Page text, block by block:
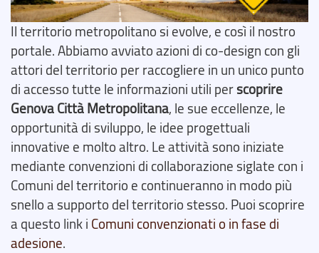
Il territorio metropolitano si evolve, e così il nostro
portale. Abbiamo avviato azioni di co-design con gli
attori del territorio per raccogliere in un unico punto
di accesso tutte le informazioni utili perscoprire
Genova Città Metropolitana, le sue eccellenze, le
opportunità di sviluppo, le idee progettuali
innovative e molto altro. Le attività sono iniziate
mediante convenzioni di collaborazione siglate con i
Comuni del territorio e continueranno in modo più
snello a supporto del territorio stesso. Puoi scoprire
a questo link i Comuni convenzionati o in fase di
adesione.